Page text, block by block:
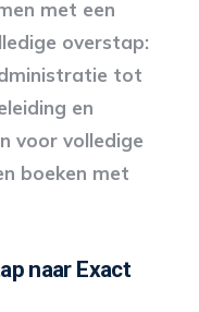
met een
overstap:
tot
en
voor volledige
boeken met
naar Exact